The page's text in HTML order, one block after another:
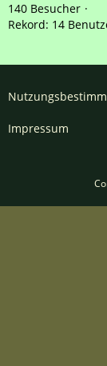
140 Besucher
Rekord: 14
Impressum